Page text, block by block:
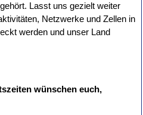
Lasst uns gezielt weiter
Netzwerke und Zellen in
werden und unser Land
wünschen euch,